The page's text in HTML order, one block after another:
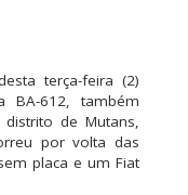
terça-feira (2)
BA-612, também
de Mutans,
por volta das
placa e um Fiat